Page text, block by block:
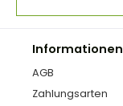
Informationen
AGB
Zahlungsarten